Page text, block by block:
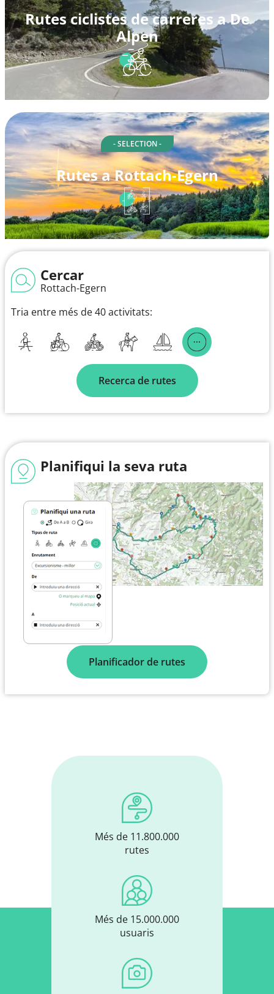
Rutes ciclistes de carreres a De
Alpen
- SELECTION -
Rutes a Rottach-Egern
Cercar
Rottach-Egern
Tria entre més de 40 activitats:
Recerca de rutes
Planifiqui la seva ruta
Planificador de rutes
Més de 11.800.000
rutes
Més de 15.000.000
usuaris